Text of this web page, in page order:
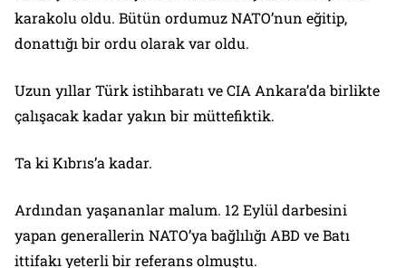
karakolu oldu. Bütün ordumuz NATO’nun eğitip,
donattığı bir ordu olarak var oldu.
Uzun yıllar Türk istihbaratı ve CIA Ankara’da birlikte
çalışacak kadar yakın bir müttefiktik.
Ta ki Kıbrıs’a kadar.
Ardından yaşananlar malum. 12 Eylül darbesini
yapan generallerin NATO’ya bağlılığı ABD ve Batı
ittifakı yeterli bir referans olmuştu.